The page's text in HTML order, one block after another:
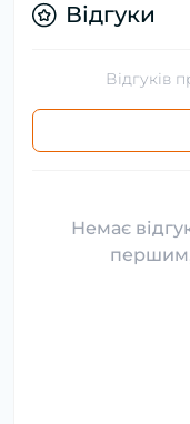
Відгуки
Відгуків
Немає
першим,